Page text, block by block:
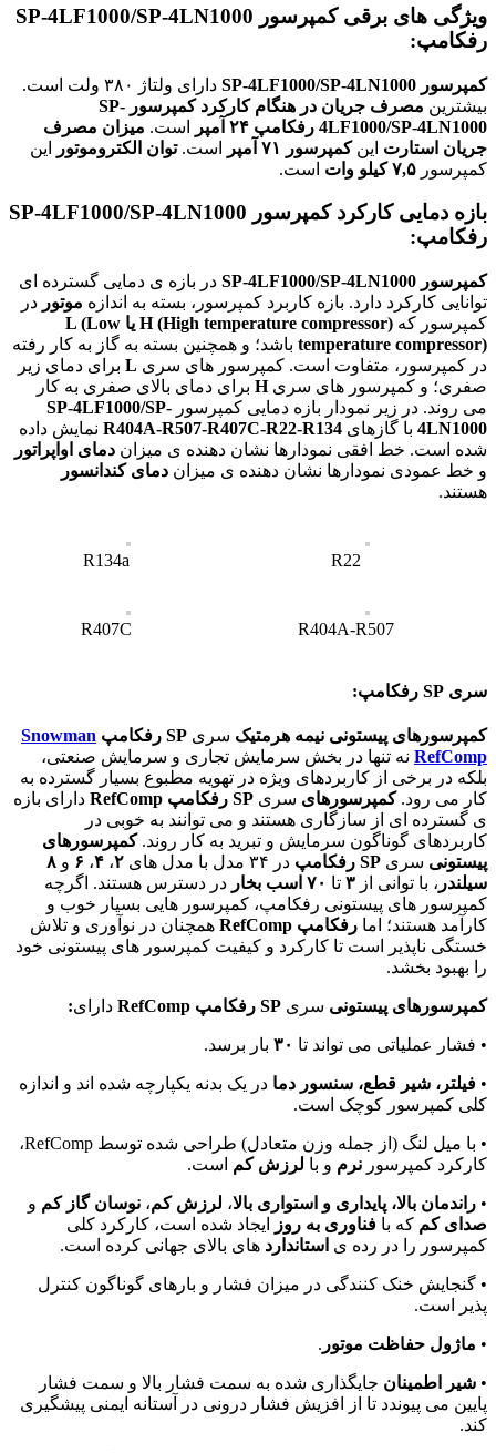
ویژگی های برقی کمپرسور SP-4LF1000/SP-4LN1000
رفکامپ:
کمپرسور SP-4LF1000/SP-4LN1000
دارای ولتاژ ۳۸۰ ولت است.
بیشترین مصرف جریان در هنگام کارکرد
کمپرسور SP-
4LF1000/SP-4LN1000 رفکامپ
۲۴ آمپر است. میزان مصرف
جریان استارت اینکمپرسور ۷۱ آمپر است.توان الکتروموتور
این
کمپرسور ۷,۵ کیلو وات است.
بازه دمایی کارکرد کمپرسور SP-4LF1000/SP-4LN1000
رفکامپ:
کمپرسور SP-4LF1000/SP-4LN1000
در بازه ی دمایی گسترده ای
توانایی کارکرد دارد. بازه کاربرد کمپرسور، بسته به اندازه موتور در
کمپرسور که
H (High temperature compressor) یا L (Low
temperature compressor) باشد؛ و همچنین بسته به گاز به کار رفته
در کمپرسور، متفاوت است. کمپرسور های سری L برای دمای زیر
صفری؛ و کمپرسور های سریH برای دمای بالای صفری به کار
می روند. در زیر نمودار بازه دمایی کمپرسور SP-4LF1000/SP-
4LN1000 با گازهای R404A-R507-R407C-R22-R134 نمایش داده
شده است. خط افقی نمودارها نشان دهنده ی میزان دمای اواپراتور
و خط عمودی نمودارها نشان دهنده ی میزان دمای کندانسور
هستند.
R22
R134a
R404A-R507
R407C
سری SP رفکامپ:
کمپرسورهای پیستونی نیمه هرمتیک سری SP رفکامپ Snowman
RefComp نه تنها در بخش سرمایش تجاری و سرمایش صنعتی،
بلکه در برخی از کاربردهای ویژه در تهویه مطبوع بسیار گسترده به
کار می رود.کمپرسورهای سری SP رفکامپ RefComp دارای بازه
ی گسترده ای از سازگاری هستند و می توانند به خوبی در
کاربردهای گوناگون سرمایش و تبرید به کار روند.کمپرسورهای
پیستونی سری SP رفکامپ در ۳۴ مدل با مدل های ۲، ۴، ۶ و ۸
سیلندر ، با توانی از ۳ تا اسب بخار در دسترس هستند. اگرچه
کمپرسور های پیستونی رفکامپ، کمپرسور هایی بسیار خوب و
کارآمد هستند؛ اما رفکامپ RefComp
همچنان در نوآوری و تلاش
خستگی ناپذیر است تا کارکرد و کیفیت کمپرسور های پیستونی خود
را بهبود بخشد.
کمپرسورهای پیستونی سری SP رفکامپ RefComp دارای:
• فشار عملیاتی می تواند تا ۳۰ بار برسد.
• فیلتر، شیر قطع، سنسور دما در یک بدنه یکپارچه شده اند و اندازه
کلی کمپرسور کوچک است.
• با میل لنگ (از جمله وزن متعادل) طراحی شده توسط RefComp،
کارکرد کمپرسور نرم و با لرزش کم است.
• راندمان بالا، پایداری و استواری بالا، لرزش کم، نوسان گاز کم و
صدای کم که با فناوری به روز
ایجاد شده است، کارکرد کلی
کمپرسور را در رده ی استاندارد های بالای جهانی کرده است.
• گنجایش خنک کنندگی در میزان فشار و بارهای گوناگون کنترل
پذیر است.
• ماژول حفاظت موتور .
• شیر اطمینان جایگذاری شده به سمت فشار بالا و سمت فشار
پایین می پیوندد تا از افزیش فشار درونی در آستانه ایمنی پیشگیری
کند.